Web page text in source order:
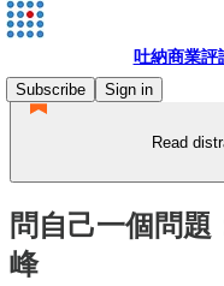
吐納商業評
Subscribe
Sign in
Read
問自己一個問
峰